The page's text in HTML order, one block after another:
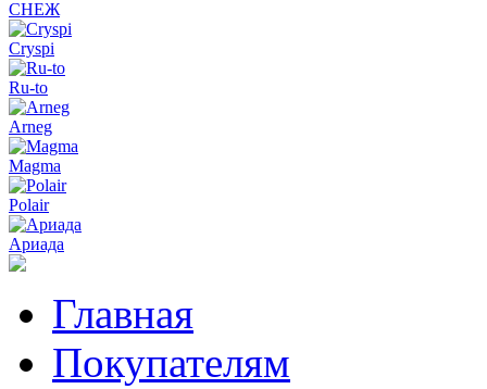
СНЕЖ
Cryspi
Ru-to
Arneg
Magma
Polair
Ариада
Главная
Покупателям